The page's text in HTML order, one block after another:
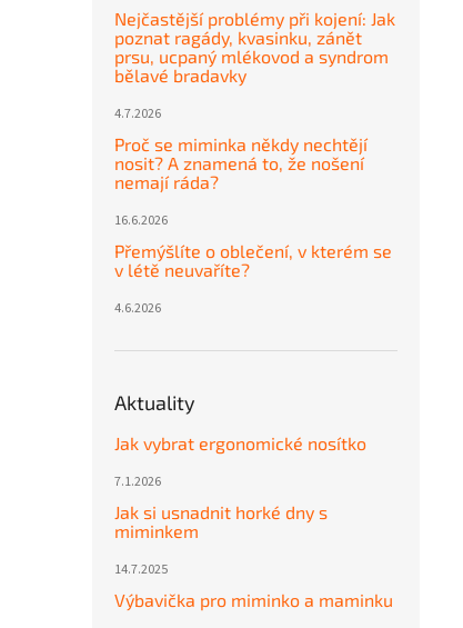
Nejčastější problémy při kojení: Jak
poznat ragády, kvasinku, zánět
prsu, ucpaný mlékovod a syndrom
bělavé bradavky
4.7.2026
Proč se miminka někdy nechtějí
nosit? A znamená to, že nošení
nemají ráda?
16.6.2026
Přemýšlíte o oblečení, v kterém se
v létě neuvaříte?
4.6.2026
Aktuality
Jak vybrat ergonomické nosítko
7.1.2026
Jak si usnadnit horké dny s
miminkem
14.7.2025
Výbavička pro miminko a maminku